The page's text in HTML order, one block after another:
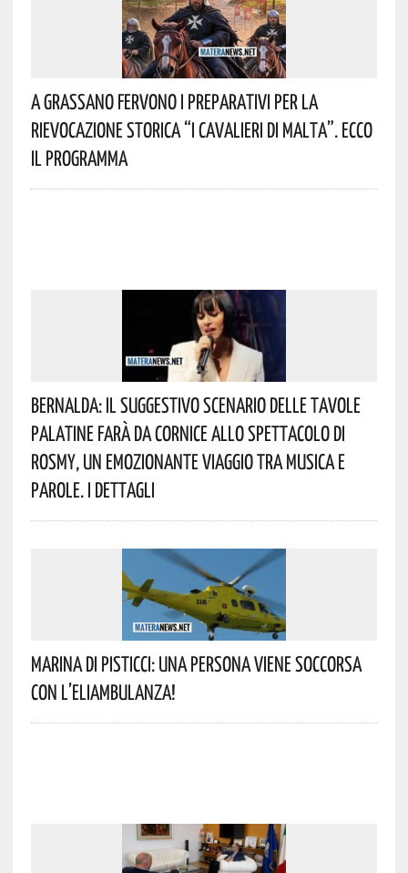
A Grassano Fervono I Preparativi Per La
Rievocazione Storica “I CAVALIERI DI MALTA”. Ecco
Il Programma
Bernalda: Il Suggestivo Scenario Delle Tavole
Palatine Farà Da Cornice Allo Spettacolo Di
Rosmy, Un Emozionante Viaggio Tra Musica E
Parole. I Dettagli
Marina Di Pisticci: Una Persona Viene Soccorsa
Con L’eliambulanza!